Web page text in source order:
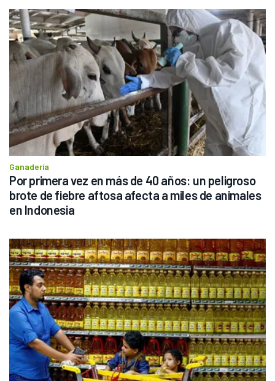
Ganadería
Por primera vez en más de 40 años: un peligroso
brote de fiebre aftosa afecta a miles de animales
en Indonesia